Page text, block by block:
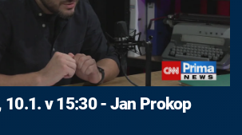
v 15:30 - Jan Prokop